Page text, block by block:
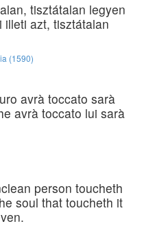
tisztátalan legyen
azt, tisztátalan
(1590)
avrà toccato sarà
avrà toccato lui sarà
person toucheth
soul that toucheth it